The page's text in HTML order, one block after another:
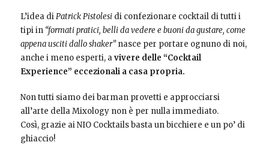
L’idea diPatrick Pistolesidi confezionare cocktail di tutti i
tipi in “formati pratici, belli da vedere e buoni da gustare, come
appena usciti dallo shaker”nasce per portare ognuno di noi,
anche i meno esperti, avivere delle “Cocktail
Experience” eccezionali a casa propria.
Non tutti siamo dei barman provetti e approcciarsi
all’arte della Mixology non è per nulla immediato.
Così, grazie ai NIO Cocktails basta un bicchiere e un po’ di
ghiaccio!